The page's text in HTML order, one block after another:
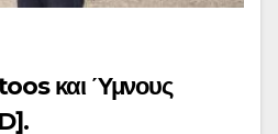
και Ύμνους